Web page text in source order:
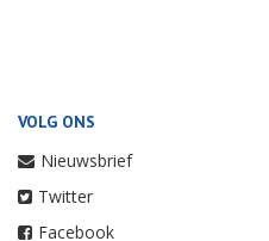
VOLG ONS
Nieuwsbrief
Twitter
Facebook